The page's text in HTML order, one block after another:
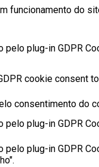
funcionamento do
pelo plug-in GDPR
cookie consent
consentimento do
pelo plug-in GDPR
pelo plug-in GDPR